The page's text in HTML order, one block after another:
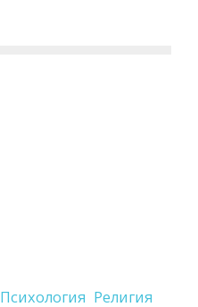
Психология Религия